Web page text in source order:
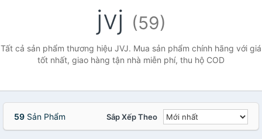
jvj (59)
Tất cả sản phẩm thương hiệu JVJ. Mua sản phẩm chính hãng với giá
tốt nhất, giao hàng tận nhà miễn phí, thu hộ COD
59 Sản Phẩm Sắp Xếp Theo